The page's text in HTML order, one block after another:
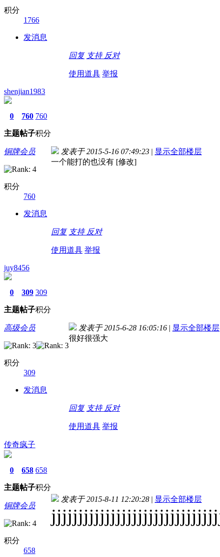
积分
1766
发消息
回复 支持 反对
使用道具 举报
shenjian1983
0
主题
760
帖子
760
积分
铜牌会员
积分
760
发消息
发表于 2015-5-16 07:49:23 | 显示全部楼层
一个能打的也没有 [修改]
回复 支持 反对
使用道具 举报
juy8456
0
主题
309
帖子
309
积分
高级会员
积分
309
发消息
发表于 2015-6-28 16:05:16 | 显示全部楼层
很好很强大
回复 支持 反对
使用道具 举报
传奇疯子
0
主题
658
帖子
658
积分
铜牌会员
积分
658
发表于 2015-8-11 12:20:28 | 显示全部楼层